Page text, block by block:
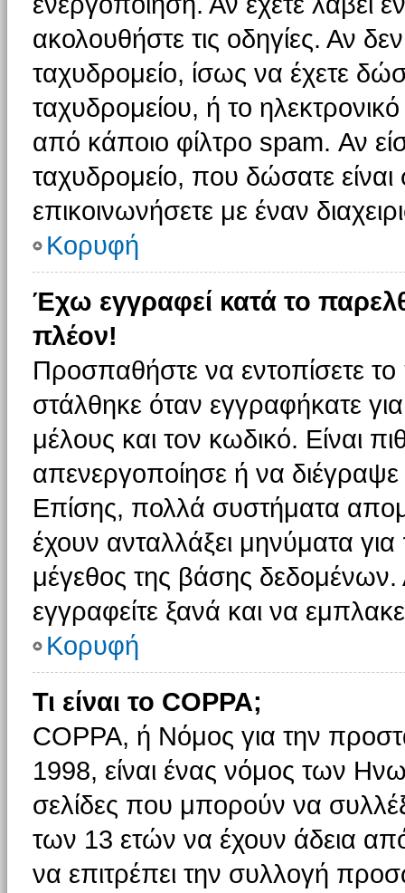
ακολουθήστε τις οδηγίες. Αν
ταχυδρομείο, ίσως να έχετε
ταχυδρομείου, ή το
από κάποιο φίλτρο spam. Αν
ταχυδρομείο, που δώσατε
επικοινωνήσετε με έναν
Κορυφή
Έχω εγγραφεί κατά το
πλέον!
Προσπαθήστε να εντοπίσετε
στάλθηκε όταν εγγραφήκατε
μέλους και τον κωδικό. Είναι
απενεργοποίησε ή να
Επίσης, πολλά συστήματα
έχουν ανταλλάξει μηνύματα
μέγεθος της βάσης
εγγραφείτε ξανά και να
Κορυφή
Τι είναι το COPPA;
COPPA, ή Νόμος για την
1998, είναι ένας νόμος των
σελίδες που μπορούν να
των 13 ετών να έχουν άδεια
να επιτρέπει την συλλογή